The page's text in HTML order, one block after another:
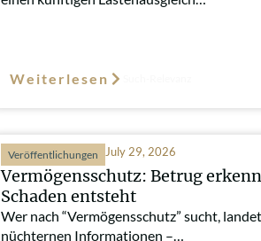
Weiterlesen
Veröffentlichungen July 29, 2026
Vermögensschutz: Betrug
Schaden entsteht
Wer nach “Vermögensschutz” sucht,
nüchternen Informationen –…